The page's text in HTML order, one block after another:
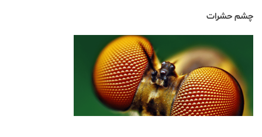
چشم حشرات